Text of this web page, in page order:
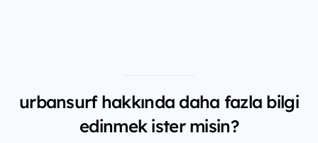
urbansurf hakkında daha fazla bilgi
edinmek ister misin?